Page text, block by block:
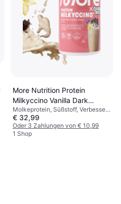
More Nutrition Protein
Milkyccino Vanilla Dark
Cookie Dough 500g
Molkeprotein, Süßstoff, Verbessert
die Muskelfunktion
€ 32,99
Oder 3 Zahlungen von € 10,99
1 Shop